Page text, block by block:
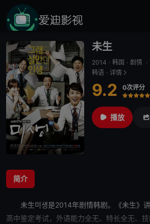
未生
2014 · 韩国 · 剧情 ·
韩语 · 详情
9.2 0次评分
很差
较差
还行推荐力荐
播放
简介
未生미생是2014年剧情韩剧。《未生》
高中鉴定考试，外语能力全无、特长全无、